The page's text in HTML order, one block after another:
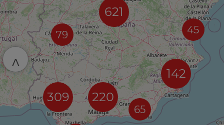
79
621
220
309
65
45
142
^